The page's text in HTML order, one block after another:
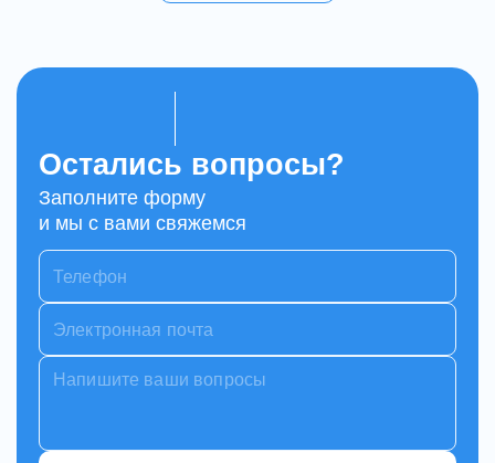
Остались вопросы?
Заполните форму
и мы с вами свяжемся